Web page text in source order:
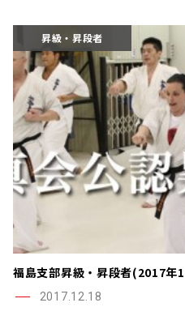
昇級・昇段者
福島支部昇級・昇段者(2017年
2017.12.18